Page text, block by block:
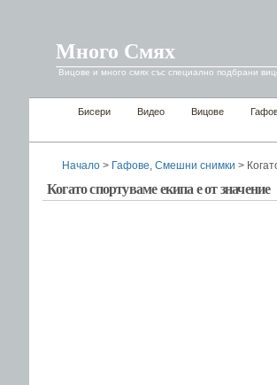
Много Смях
Вицове и много смях със специално подбрани
Бисери Видео Вицове
Начало > Гафове, Смешни снимки >
Когато спортуваме екипа е от значение